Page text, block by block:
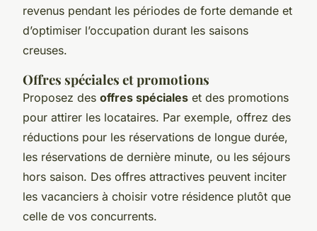
revenus pendant les périodes de forte demande et
d’optimiser l’occupation durant les saisons
creuses.
Offres spéciales et promotions
Proposez des offres spéciales et des promotions
pour attirer les locataires. Par exemple, offrez des
réductions pour les réservations de longue durée,
les réservations de dernière minute, ou les séjours
hors saison. Des offres attractives peuvent inciter
les vacanciers à choisir votre résidence plutôt que
celle de vos concurrents.